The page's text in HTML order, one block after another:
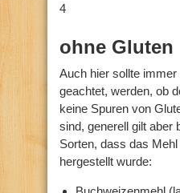
4
ohne Gluten
Auch hier sollte immer
geachtet, werden, ob
keine Spuren von
sind, generell gilt aber
Sorten, dass das Mehl
hergestellt wurde: